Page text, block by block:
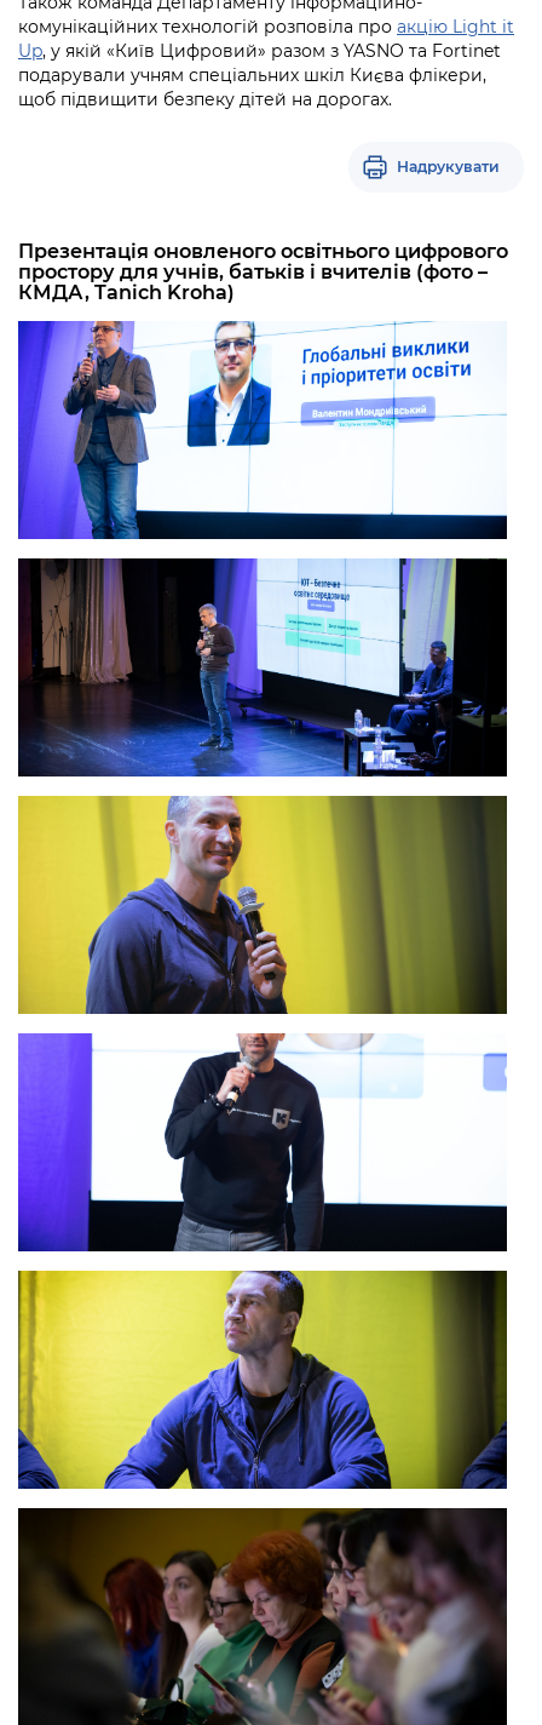
комунікаційних технологій розповіла про акцію Light it
Up, у якій «Київ Цифровий» разом з YASNO та Fortinet
подарували учням спеціальних шкіл Києва флікери,
щоб підвищити безпеку дітей на дорогах.
Надрукувати
Презентація оновленого освітнього цифрового
простору для учнів, батьків і вчителів (фото –
КМДА, Tanich Kroha)